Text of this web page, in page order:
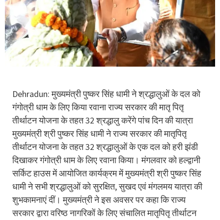
Dehradun: मुख्यमंत्री पुष्कर सिंह धामी ने श्रद्धालुओं के दल को
गंगोत्री धाम के लिए किया रवाना राज्य सरकार की मातृ पितृ
तीर्थाटन योजना के तहत 32 श्रद्धालु करेंगे पांच दिन की यात्रा
मुख्यमंत्री श्री पुष्कर सिंह धामी ने राज्य सरकार की मातृपितृ
तीर्थाटन योजना के तहत 32 श्रद्धालुओं के एक दल को हरी झंडी
दिखाकर गंगोत्री धाम के लिए रवाना किया। मंगलवार को हल्द्वानी
सर्किट हाउस में आयोजित कार्यक्रम में मुख्यमंत्री श्री पुष्कर सिंह
धामी ने सभी श्रद्धालुओं को सुरक्षित, सुखद एवं मंगलमय यात्रा की
शुभकामनाएं दीं। मुख्यमंत्री ने इस अवसर पर कहा कि राज्य
सरकार द्वारा वरिष्ठ नागरिकों के लिए संचालित मातृपितृ तीर्थाटन